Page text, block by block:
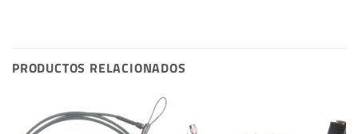
PRODUCTOS RELACIONADOS